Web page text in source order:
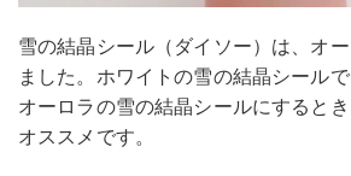
雪の結晶シール（ダイソー）は、オ
ました。ホワイトの雪の結晶シールで
オーロラの雪の結晶シールにすると
オススメです。